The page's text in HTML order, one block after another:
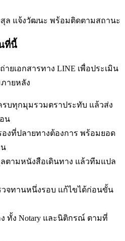
ล แจ้งวัฒนะ พร้อมติดตามสถานะ
ที่นี้
ยเอกสารทาง LINE เพื่อประเมิน
ายหลัง
รบทุกมุมรวมตราประทับ แล้วส่ง
น
งที่ปลายทางต้องการ พร้อมยอด
ตามหนังสือเดินทาง แล้วทีมแปล
วจทานหนึ่งรอบ แก้ไขได้ก่อนขั้น
ทั้ง Notary และนิติกรณ์ ตามที่